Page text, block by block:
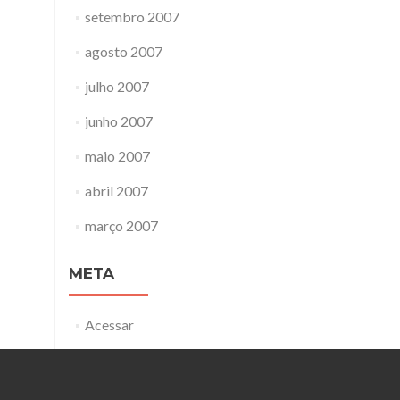
setembro 2007
agosto 2007
julho 2007
junho 2007
maio 2007
abril 2007
março 2007
META
Acessar